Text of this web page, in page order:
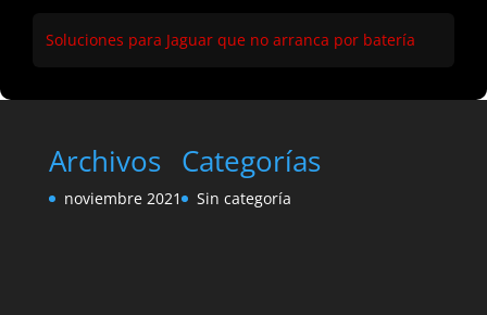
Soluciones para Jaguar que no arranca por batería
Archivos
noviembre 2021
Categorías
Sin categoría